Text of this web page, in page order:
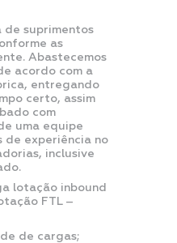
de suprimentos
as
Abastecemos
acordo com a
entregando
certo, assim
com
uma equipe
de experiência no
inclusive
lotação inbound
FTL –
de cargas;